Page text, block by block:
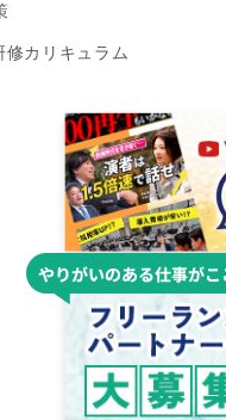
カリキュラム